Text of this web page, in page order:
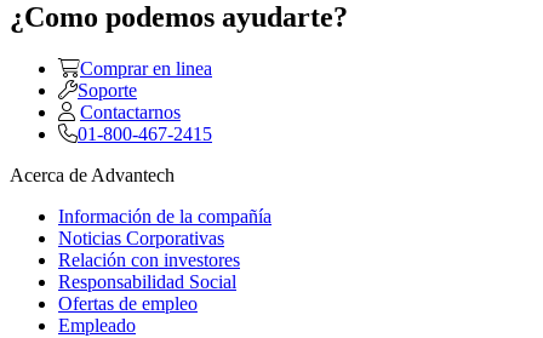
¿Como podemos ayudarte?
Comprar en linea
Soporte
Contactarnos
01-800-467-2415
Acerca de Advantech
Información de la compañía
Noticias Corporativas
Relación con investores
Responsabilidad Social
Ofertas de empleo
Empleado